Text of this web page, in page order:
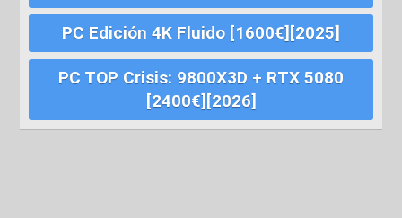
PC Edición 4K Fluido [1600€][2025]
PC TOP Crisis: 9800X3D + RTX 5080
[2400€][2026]